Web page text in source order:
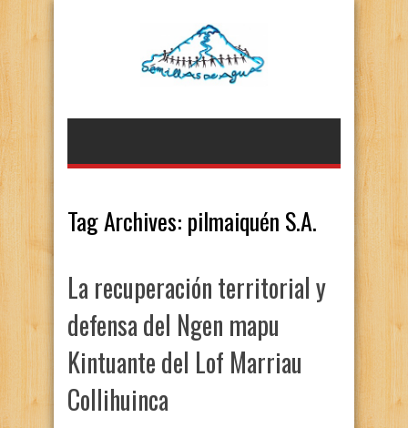
Tag Archives: pilmaiquén S.A.
La recuperación territorial y
defensa del Ngen mapu
Kintuante del Lof Marriau
Collihuinca